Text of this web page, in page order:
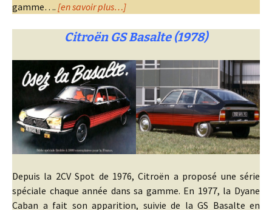
gamme…. [en savoir plus…]
Citroën GS Basalte (1978)
Depuis la 2CV Spot de 1976, Citroën a proposé une série
spéciale chaque année dans sa gamme. En 1977, la Dyane
Caban a fait son apparition, suivie de la GS Basalte en